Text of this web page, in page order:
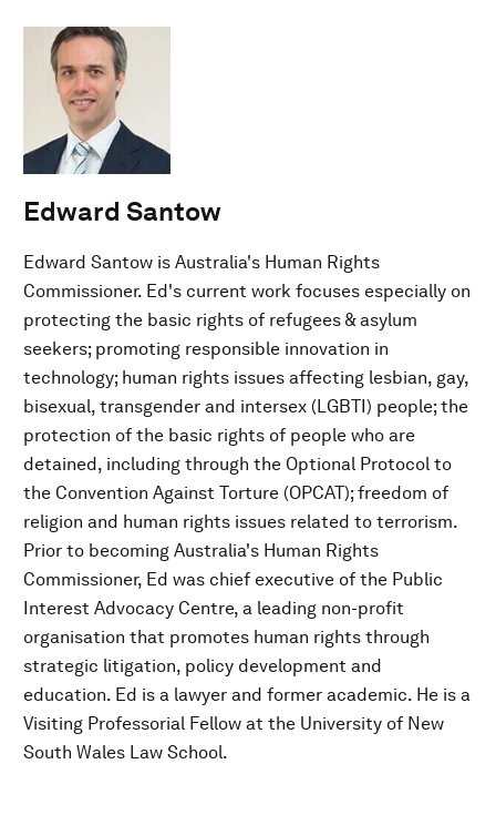
Edward Santow
Edward Santow is Australia's Human Rights
Commissioner. Ed's current work focuses especially on
protecting the basic rights of refugees & asylum
seekers; promoting responsible innovation in
technology; human rights issues affecting lesbian, gay,
bisexual, transgender and intersex (LGBTI) people; the
protection of the basic rights of people who are
detained, including through the Optional Protocol to
the Convention Against Torture (OPCAT); freedom of
religion and human rights issues related to terrorism.
Prior to becoming Australia's Human Rights
Commissioner, Ed was chief executive of the Public
Interest Advocacy Centre, a leading non-profit
organisation that promotes human rights through
strategic litigation, policy development and
education. Ed is a lawyer and former academic. He is a
Visiting Professorial Fellow at the University of New
South Wales Law School.